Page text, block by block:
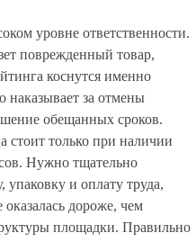
уровне ответственности.
поврежденный товар,
коснутся именно
наказывает за отмены
обещанных сроков.
стоит только при наличии
Нужно тщательно
упаковку и оплату труда,
оказалась дороже, чем
площадки. Правильно